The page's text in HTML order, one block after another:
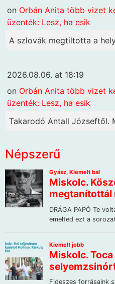
on Orbán Anita több vizet
üzenték: Lesz, ha esik
A szlovák megtiltotta a
2026.08.06. at 18:19
on Orbán Anita több vizet
üzenték: Lesz, ha esik
Takarodó Antall Józseftől.
Népszerű